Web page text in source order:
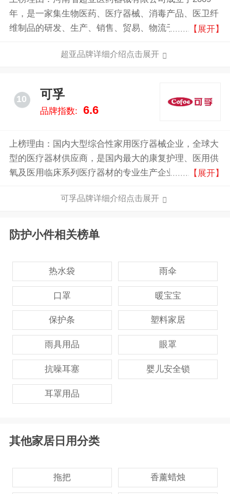
年，是一家集生物医药、医疗器械、消毒产品、医卫纤
维制品的研发、生产、销售、贸易、物流于一体的国家
器械行业协会会员单位，河南省医疗器械商会、郑州医
【展开】
超亚品牌详细介绍点击展开
10 可孚
品牌指数: 6.6
上榜理由：国内大型综合性家用医疗器械企业，全球大
型的医疗器材供应商，是国内最大的康复护理、医用供
氧及医用临床系列医疗器材的专业生产企业，生产的产
产企业中产品品种最丰富的企业之一。
【展开】
可孚品牌详细介绍点击展开
防护小件相关榜单
热水袋 雨伞
口罩 暖宝宝
保护条 塑料家居
雨具用品 眼罩
抗噪耳塞 婴儿安全锁
耳罩用品
其他家居日用分类
拖把 香薰蜡烛